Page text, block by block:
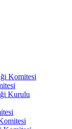
Komitesi
Kurulu